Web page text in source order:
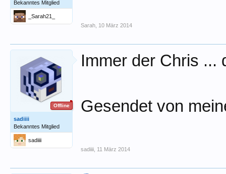
Bekanntes Mitglied
_Sarah21_
Sarah 10 März 2014
Offline
sadiiii
Bekanntes Mitglied
sadiiii
Immer der Chris ...
Gesendet von
sadiiii 11 März 2014